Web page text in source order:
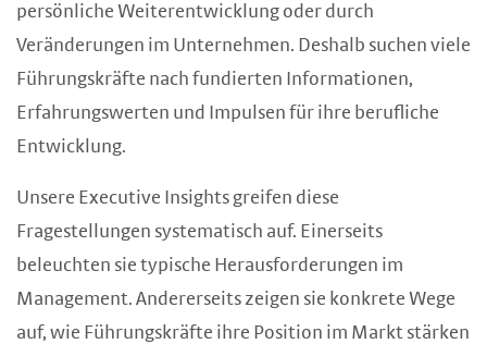
persönliche Weiterentwicklung oder durch
Veränderungen im Unternehmen. Deshalb suchen viele
Führungskräfte nach fundierten Informationen,
Erfahrungswerten und Impulsen für ihre berufliche
Entwicklung.
Unsere Executive Insights greifen diese
Fragestellungen systematisch auf. Einerseits
beleuchten sie typische Herausforderungen im
Management. Andererseits zeigen sie konkrete Wege
auf, wie Führungskräfte ihre Position im Markt stärken